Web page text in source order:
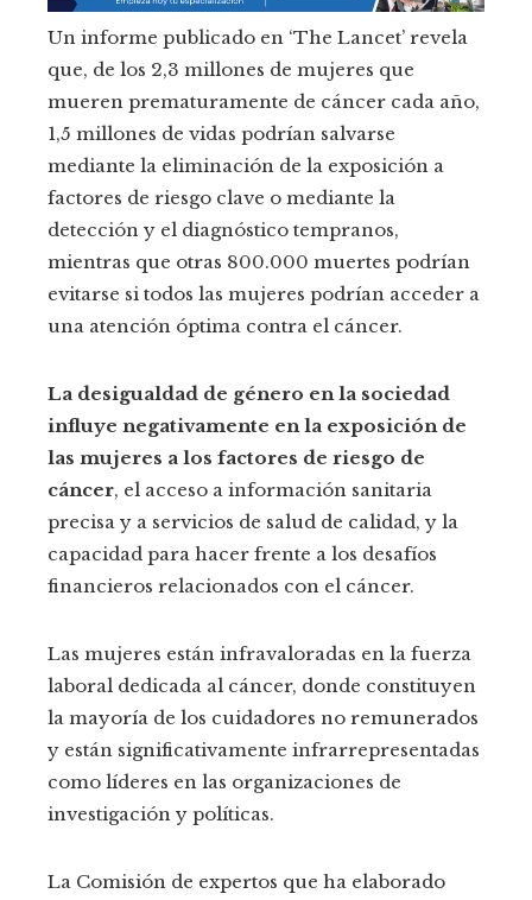
Un informe publicado en ‘The Lancet’ revela
que, de los 2,3 millones de mujeres que
mueren prematuramente de cáncer cada año,
1,5 millones de vidas podrían salvarse
mediante la eliminación de la exposición a
factores de riesgo clave o mediante la
detección y el diagnóstico tempranos,
mientras que otras 800.000 muertes podrían
evitarse si todos las mujeres podrían acceder a
una atención óptima contra el cáncer.
La desigualdad de género en la sociedad
influye negativamente en la exposición de
las mujeres a los factores de riesgo de
cáncer, el acceso a información sanitaria
precisa y a servicios de salud de calidad, y la
capacidad para hacer frente a los desafíos
financieros relacionados con el cáncer.
Las mujeres están infravaloradas en la fuerza
laboral dedicada al cáncer, donde constituyen
la mayoría de los cuidadores no remunerados
y están significativamente infrarrepresentadas
como líderes en las organizaciones de
investigación y políticas.
La Comisión de expertos que ha elaborado